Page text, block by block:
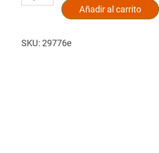
La
Interpretación
cantidad
Añadir al carrito
SKU: 29776e